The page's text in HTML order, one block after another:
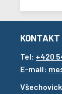
KONTAKT
Tel: +420
E-mail: